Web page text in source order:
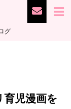
グ
育児漫画を